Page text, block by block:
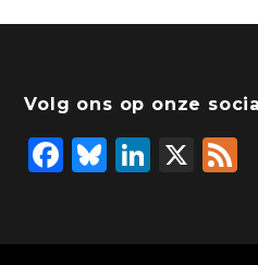
e
o
o
k
e
n
o
o
a
s
s
p
Volg ons op onze
F
Bl
Li X